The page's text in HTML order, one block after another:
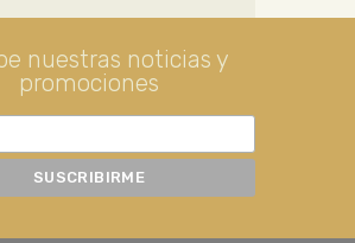
nuestras noticias y
promociones